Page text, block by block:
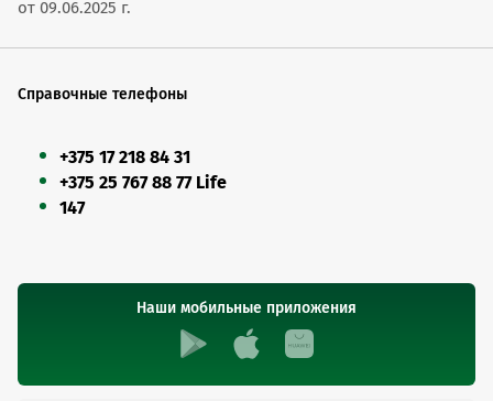
от 09.06.2025 г.
Справочные телефоны
+375 17 218 84 31
+375 25 767 88 77 Life
147
Наши мобильные приложения